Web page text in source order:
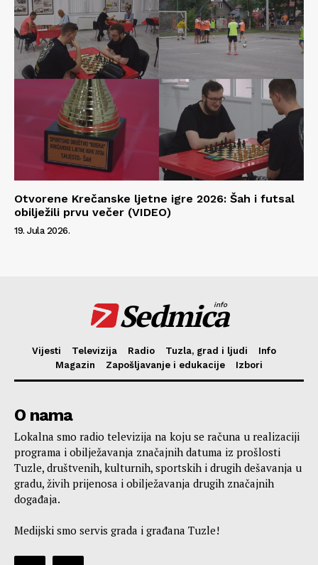
Otvorene Krečanske ljetne igre 2026: Šah i futsal
obilježili prvu večer (VIDEO)
19. Jula 2026.
Sedmica
info
Vijesti Televizija Radio Tuzla, grad i ljudi
Info
Magazin
Zapošljavanje i edukacije Izbori
O nama
Lokalna smo radio televizija na koju se računa u realizaciji
programa i obilježavanja značajnih datuma iz prošlosti
Tuzle, društvenih, kulturnih, sportskih i drugih dešavanja u
gradu, živih prijenosa i obilježavanja drugih značajnih
događaja.
Medijski smo servis grada i građana Tuzle!